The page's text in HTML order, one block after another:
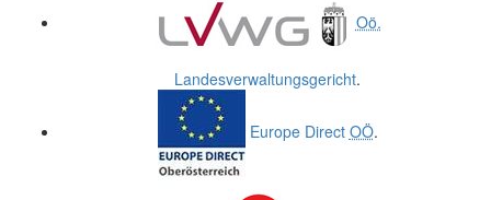
Oö.
Landesverwaltungsgericht.
Europe Direct OÖ.